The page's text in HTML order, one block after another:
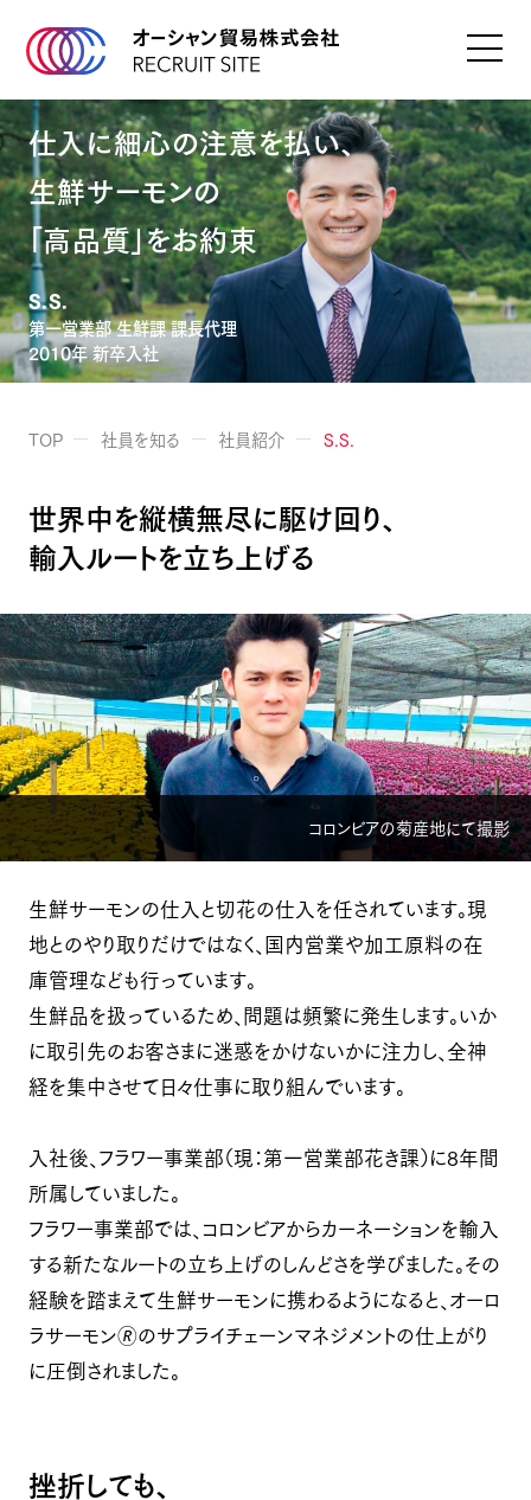
仕入に細心の注意を払い、
生鮮サーモンの
「高品質」をお約束
S.S.
第一営業部 生鮮課 課長代理
2010年 新卒入社
TOP 社員を知る 社員紹介 S.S.
世界中を縦横無尽に駆け回り、
輸入ルートを立ち上げる
コロンビアの菊産地にて撮影
生鮮サーモンの仕入と切花の仕入を任されています。現
地とのやり取りだけではなく、国内営業や加工原料の在
庫管理なども行っています。
生鮮品を扱っているため、問題は頻繁に発生します。いか
に取引先のお客さまに迷惑をかけないかに注力し、全神
経を集中させて日々仕事に取り組んでいます。
入社後、フラワー事業部（現：第一営業部花き課）に8年間
所属していました。
フラワー事業部では、コロンビアからカーネーションを輸入
する新たなルートの立ち上げのしんどさを学びました。その
経験を踏まえて生鮮サーモンに携わるようになると、オーロ
ラサーモン🄬のサプライチェーンマネジメントの仕上がり
に圧倒されました。
挫折しても、